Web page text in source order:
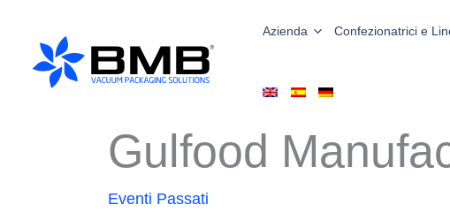
contenuto
Azienda Confezionatrici e
Gulfood
Eventi Passati